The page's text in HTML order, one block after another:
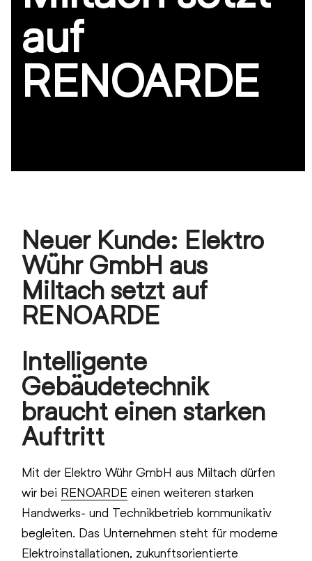
auf
RENOARDE
Neuer Kunde: Elektro
Wühr GmbH aus
Miltach setzt auf
RENOARDE
Intelligente
Gebäudetechnik
braucht einen starken
Auftritt
Mit der Elektro Wühr GmbH aus Miltach dürfen
wir bei RENOARDE einen weiteren starken
Handwerks- und Technikbetrieb kommunikativ
begleiten. Das Unternehmen steht für moderne
Elektroinstallationen, zukunftsorientierte